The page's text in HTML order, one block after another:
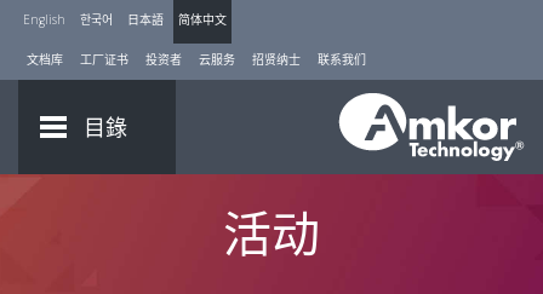
English 한국어 日本語 简体中文
文档库 工厂证书 投资者 云服务 招贤纳士 联系我们
目錄
活动